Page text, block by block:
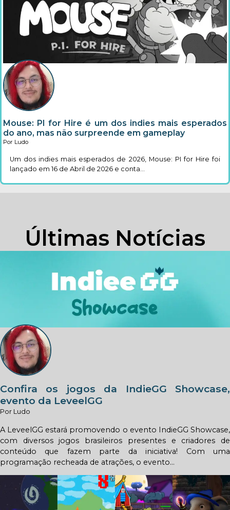
Mouse: PI for Hire é um dos indies mais esperados
do ano, mas não surpreende em gameplay
Por Ludo
Um dos indies mais esperados de 2026, Mouse: PI for Hire foi
lançado em 16 de Abril de 2026 e conta...
Últimas Notícias
Confira os jogos da IndieGG Showcase,
evento da LeveelGG
Por Ludo
A LeveelGG estará promovendo o evento IndieGG Showcase,
com diversos jogos brasileiros presentes e criadores de
conteúdo que fazem parte da iniciativa! Com uma
programação recheada de atrações, o evento...